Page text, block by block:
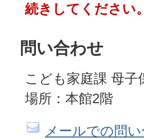
続きしてください。
問い合わせ
こども家庭課 母子
場所：本館2階
メールでの問